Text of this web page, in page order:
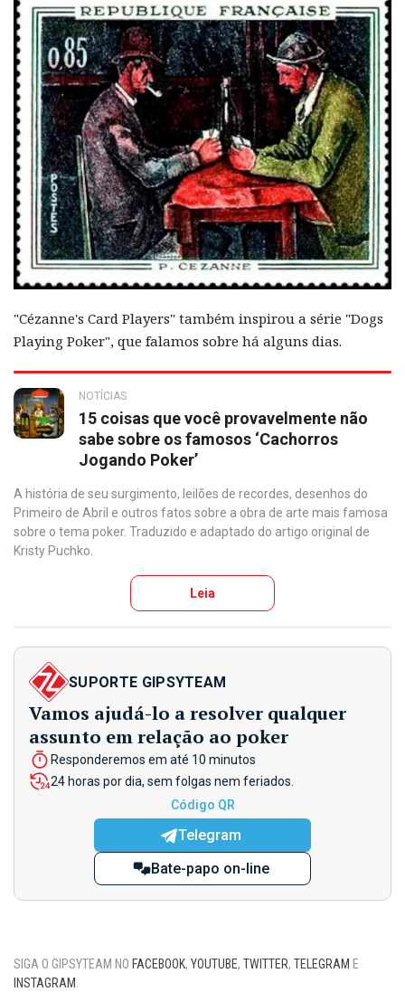
"Cézanne's Card Players" também inspirou a série "Dogs
Playing Poker", que falamos sobre há alguns dias.
NOTÍCIAS
15 coisas que você provavelmente não
sabe sobre os famosos ‘Cachorros
Jogando Poker’
A história de seu surgimento, leilões de recordes, desenhos do
Primeiro de Abril e outros fatos sobre a obra de arte mais famosa
sobre o tema poker. Traduzido e adaptado do artigo original de
Kristy Puchko.
Leia
SUPORTE GIPSYTEAM
Vamos ajudá-lo a resolver qualquer
assunto em relação ao poker
Responderemos em até 10 minutos
24 horas por dia, sem folgas nem feriados.
Código QR
Telegram
Bate-papo on-line
SIGA O GIPSYTEAM NO FACEBOOK, YOUTUBE, TWITTER, TELEGRAM E
INSTAGRAM